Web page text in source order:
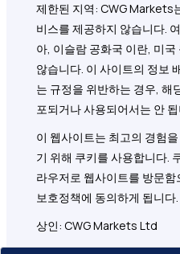
제한된 지역: CWG Markets
비스를 제공하지 않습니다.
아, 이슬람 공화국 이란, 미
않습니다. 이 사이트의 정보
는 규정을 위반하는 경우, 해
포되거나 사용되어서는 안
이 웹사이트는 최고의 경험
기 위해 쿠키를 사용합니다.
라우저로 웹사이트를 방문
보호정책에 동의하게 됩니다.
상인: CWG Markets Ltd